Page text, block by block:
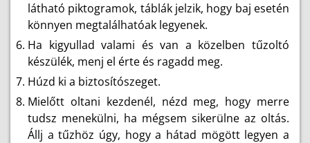
látható piktogramok, táblák jelzik, hogy baj esetén
könnyen megtalálhatóak legyenek.
Ha kigyullad valami és van a közelben tűzoltó
készülék, menj el érte és ragadd meg.
Húzd ki a biztosítószeget.
Mielőtt oltani kezdenél, nézd meg, hogy merre
tudsz menekülni, ha mégsem sikerülne az oltás.
Állj a tűzhöz úgy, hogy a hátad mögött legyen a